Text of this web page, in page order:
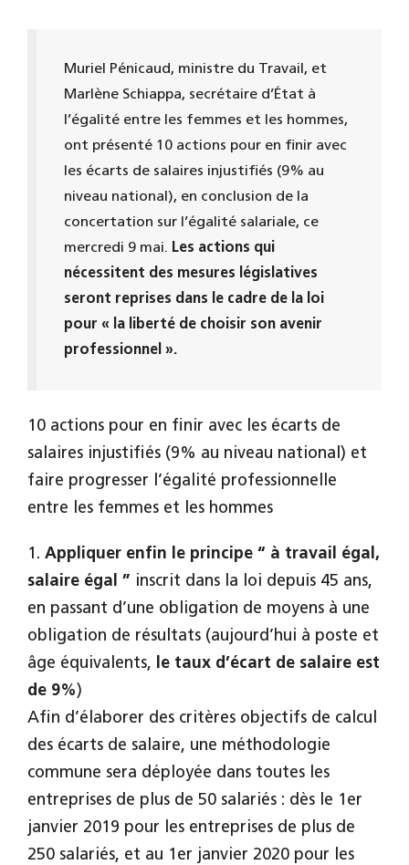
Muriel Pénicaud, ministre du Travail, et
Marlène Schiappa, secrétaire d’État à
l’égalité entre les femmes et les hommes,
ont présenté 10 actions pour en finir avec
les écarts de salaires injustifiés (9% au
niveau national), en conclusion de la
concertation sur l’égalité salariale, ce
mercredi 9 mai. Les actions qui
nécessitent des mesures législatives
seront reprises dans le cadre de la loi
pour « la liberté de choisir son avenir
professionnel ».
10 actions pour en finir avec les écarts de
salaires injustifiés (9% au niveau national) et
faire progresser l’égalité professionnelle
entre les femmes et les hommes
1. Appliquer enfin le principe “ à travail égal,
salaire égal ” inscrit dans la loi depuis 45 ans,
en passant d’une obligation de moyens à une
obligation de résultats (aujourd’hui à poste et
âge équivalents, le taux d’écart de salaire est
de 9%)
Afin d’élaborer des critères objectifs de calcul
des écarts de salaire, une méthodologie
commune sera déployée dans toutes les
entreprises de plus de 50 salariés : dès le 1er
janvier 2019 pour les entreprises de plus de
250 salariés, et au 1er janvier 2020 pour les